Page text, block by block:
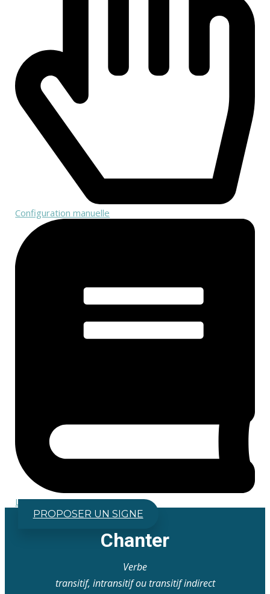
Configuration manuelle
Lexique (ABC)
PROPOSER UN SIGNE
Chanter
Verbe
transitif, intransitif ou transitif indirect